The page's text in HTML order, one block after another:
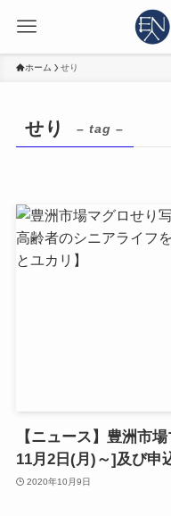
ホーム せり
せり – tag –
【ニュース】豊洲市
11月2日(月)～]及び申
2020年10月9日